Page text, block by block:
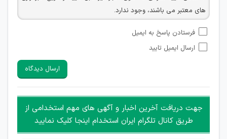
های معتبر می باشند، وجود ندارد.
شبکه های مجازی ارتباطی می باشند وجود ندارد.
امکان تأیید نظرات کاربرانی که به هر طریقی قصد مأیوس کردن
هرگونه تحریک، تحقیر و کنایه به سایر افراد (مسئول و غیر مسئول)
غیر مجاز می باشد.
امکان هماهنگی برای هرگونه ملاقات حضوری چه به صورت دسته
جمعی و چه فردی توسط کاربران سایت وجود ندارد.
فرستادن پاسخ به ایمیل
ارسال ایمیل تایید
ارسال دیدگاه
جهت دریافت آخرین اخبار و آگهی های مهم استخدامی از
طریق کانال تلگرام ایران استخدام اینجا کلیک نمایید